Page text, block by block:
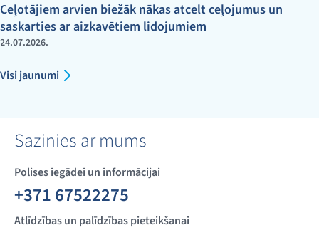
Ceļotājiem arvien biežāk nākas atcelt ceļojumus un
saskarties ar aizkavētiem lidojumiem
24.07.2026.
Visi jaunumi
Sazinies ar mums
Polises iegādei un informācijai
+371 67522275
Atlīdzības un palīdzības pieteikšanai